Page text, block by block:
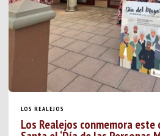
LOS REALEJOS
Los Realejos conmemora este